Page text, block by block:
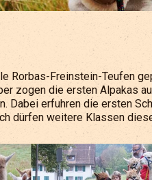
Rorbas-Freinstein-Teufen
zogen die ersten Alpakas
Dabei erfuhren die ersten
dürfen weitere Klassen